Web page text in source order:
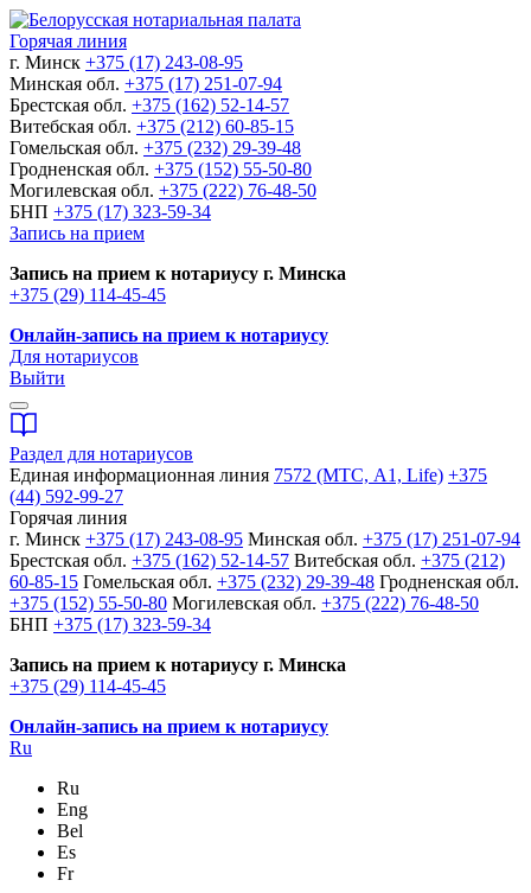
Горячая линия
г. Минск +375 (17) 243-08-95
Минская обл. +375 (17) 251-07-94
Брестская обл. +375 (162) 52-14-57
Витебская обл. +375 (212) 60-85-15
Гомельская обл. +375 (232) 29-39-48
Гродненская обл. +375 (152) 55-50-80
Могилевская обл. +375 (222) 76-48-50
БНП +375 (17) 323-59-34
Запись на прием
Запись на прием к нотариусу г. Минска
+375 (29) 114-45-45
Онлайн-запись на прием к нотариусу
Для нотариусов
Выйти
Раздел для нотариусов
Единая информационная линия 7572 (МТС, A1, Life) +375
(44) 592-99-27
Горячая линия
г. Минск +375 (17) 243-08-95 Минская обл. +375 (17) 251-07-94
Брестская обл. +375 (162) 52-14-57 Витебская обл. +375 (212)
60-85-15 Гомельская обл. +375 (232) 29-39-48 Гродненская обл.
+375 (152) 55-50-80 Могилевская обл. +375 (222) 76-48-50
БНП +375 (17) 323-59-34
Запись на прием к нотариусу г. Минска
+375 (29) 114-45-45
Онлайн-запись на прием к нотариусу
Ru
Ru
Eng
Bel
Es
Fr